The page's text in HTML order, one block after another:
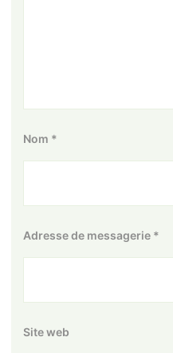
Nom *
Adresse de messagerie *
Site web